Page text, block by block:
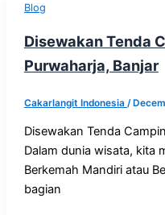
Blog
Disewakan Tenda
Purwaharja, Banjar
Cakarlangit Indonesia /
Disewakan Tenda
Dalam dunia wisata, kita
Berkemah Mandiri atau
bagian